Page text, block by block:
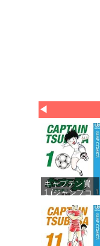
◀
キャプテン翼
1 (ジャンプコ
DIGITAL)